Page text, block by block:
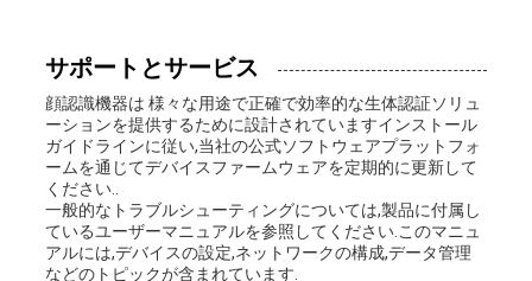
サポートとサービス
顔認識機器は 様々な用途で正確で効率的な生体認証ソリュ
ーションを提供するために設計されていますインストール
ガイドラインに従い,当社の公式ソフトウェアプラットフォ
ームを通じてデバイスファームウェアを定期的に更新して
ください..
一般的なトラブルシューティングについては,製品に付属し
ているユーザーマニュアルを参照してください.このマニュ
アルには,デバイスの設定,ネットワークの構成,データ管理
などのトピックが含まれています.